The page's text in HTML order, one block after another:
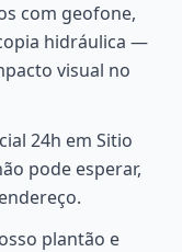
com geofone,
hidráulica —
visual no
24h em Sitio
pode esperar,
plantão e